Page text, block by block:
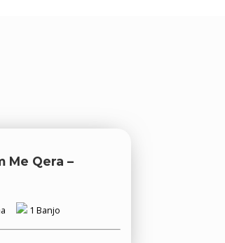
Me Qera –
1 Banjo